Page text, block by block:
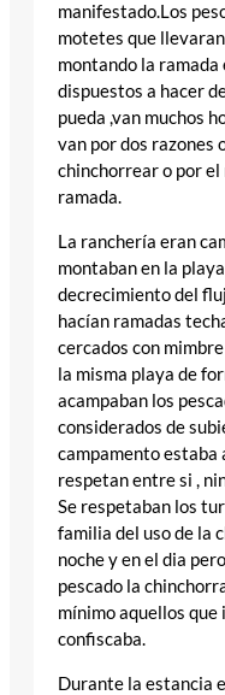
manifestado.Los
motetes que
montando la
dispuestos a hacer
pueda ,van muchos
van por dos razones
chinchorrear o por el
ramada.
La ranchería eran
montaban en la
decrecimiento del
hacían ramadas
cercados con
la misma playa de
acampaban los
considerados de
campamento estaba
respetan entre si ,
Se respetaban los
familia del uso de la
noche y en el dia
pescado la
mínimo aquellos
confiscaba.
Durante la estancia